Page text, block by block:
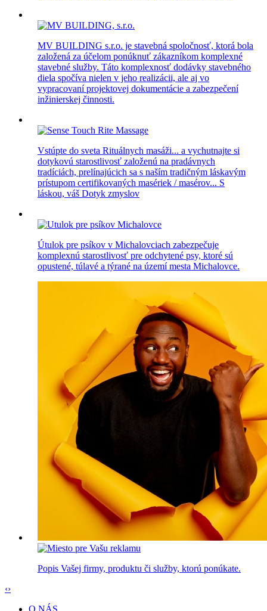
MV BUILDING s.r.o. je stavebná spoločnosť, ktorá bola
založená za účelom ponúknuť zákazníkom komplexné
stavebné služby. Táto komplexnosť dodávky stavebného
diela spočíva nielen v jeho realizácii, ale aj vo
vypracovaní projektovej dokumentácie a zabezpečení
inžinierskej činnosti.
Vstúpte do sveta Rituálnych masáži... a vychutnajte si
dotykovú starostlivosť založenú na pradávnych
tradíciách, prelínajúcich sa s naším tradičným láskavým
prístupom certifikovaných masériek / masérov... S
láskou, váš Dotyk zmyslov
Útulok pre psíkov v Michalovciach zabezpečuje
komplexnú starostlivosť pre odchytené psy, ktoré sú
opustené, túlavé a týrané na území mesta Michalovce.
Popis Vašej firmy, produktu či služby, ktorú ponúkate.
‹›
O NÁS